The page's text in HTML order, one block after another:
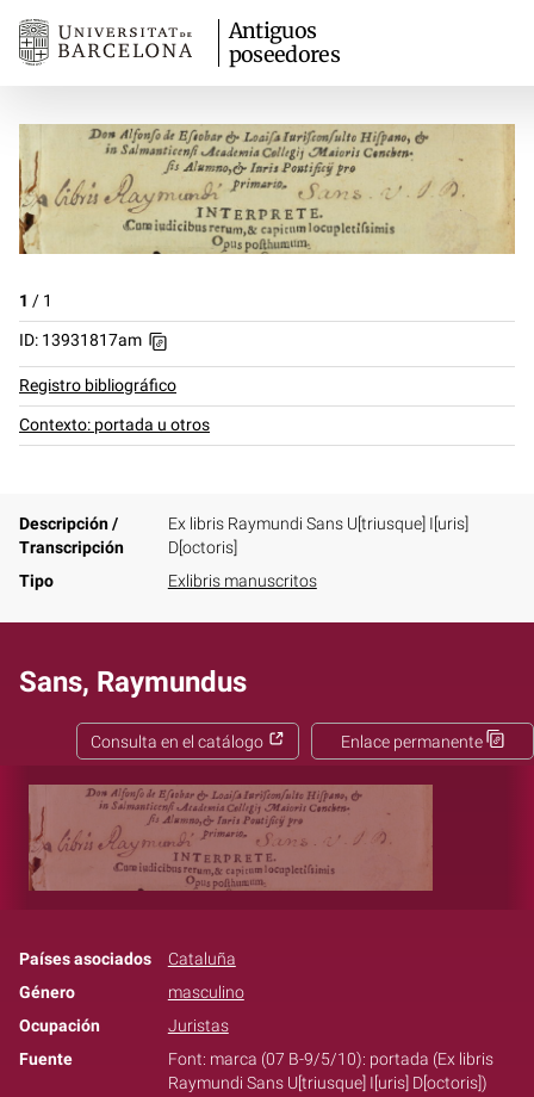
Antiguos
poseedores
1 / 1
ID: 13931817am
Registro bibliográfico
Contexto: portada u otros
Descripción /
Transcripción
Ex libris Raymundi Sans U[triusque] I[uris]
D[octoris]
Tipo
Exlibris manuscritos
Sans, Raymundus
Enlace permanente
Consulta en el catálogo
Países asociados
Cataluña
Género
masculino
Ocupación
Juristas
Fuente
Font: marca (07 B-9/5/10): portada (Ex libris
Raymundi Sans U[triusque] I[uris] D[octoris])